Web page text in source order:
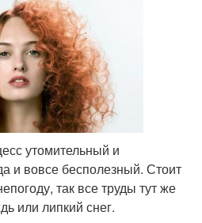
утомительный и
и вовсе бесполезный. Стоит
так все труды тут же
или липкий снег.